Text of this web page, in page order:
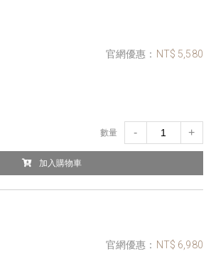
官網優惠： NT$ 5,580
數量 - +
加入購物車
官網優惠： NT$ 6,980